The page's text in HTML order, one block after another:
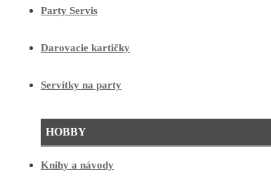
Party Servis
Darovacie kartičky
Servítky na party
HOBBY
Knihy a návody